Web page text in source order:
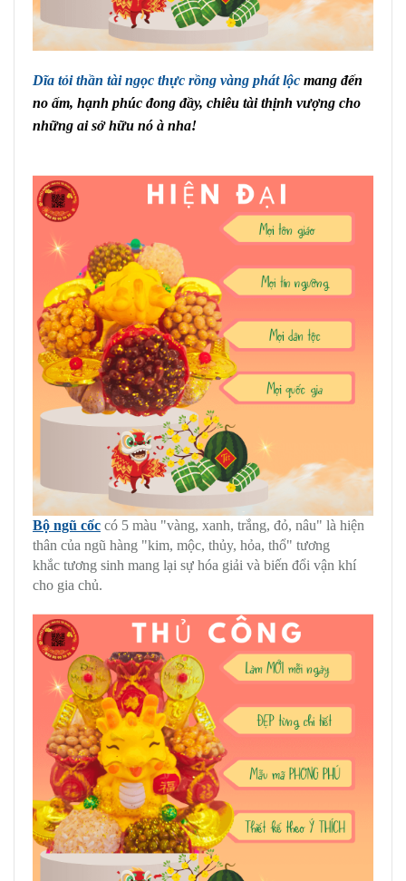
Dĩa tỏi thần tài ngọc thực rồng vàng phát lộc mang đến
no ấm, hạnh phúc đong đầy, chiêu tài thịnh vượng cho
những ai sở hữu nó à nha!
Bộ ngũ cốc có 5 màu "vàng, xanh, trắng, đỏ, nâu" là hiện
thân của ngũ hàng "kim, mộc, thủy, hỏa, thổ" tương
khắc tương sinh mang lại sự hóa giải và biến đổi vận khí
cho gia chủ.